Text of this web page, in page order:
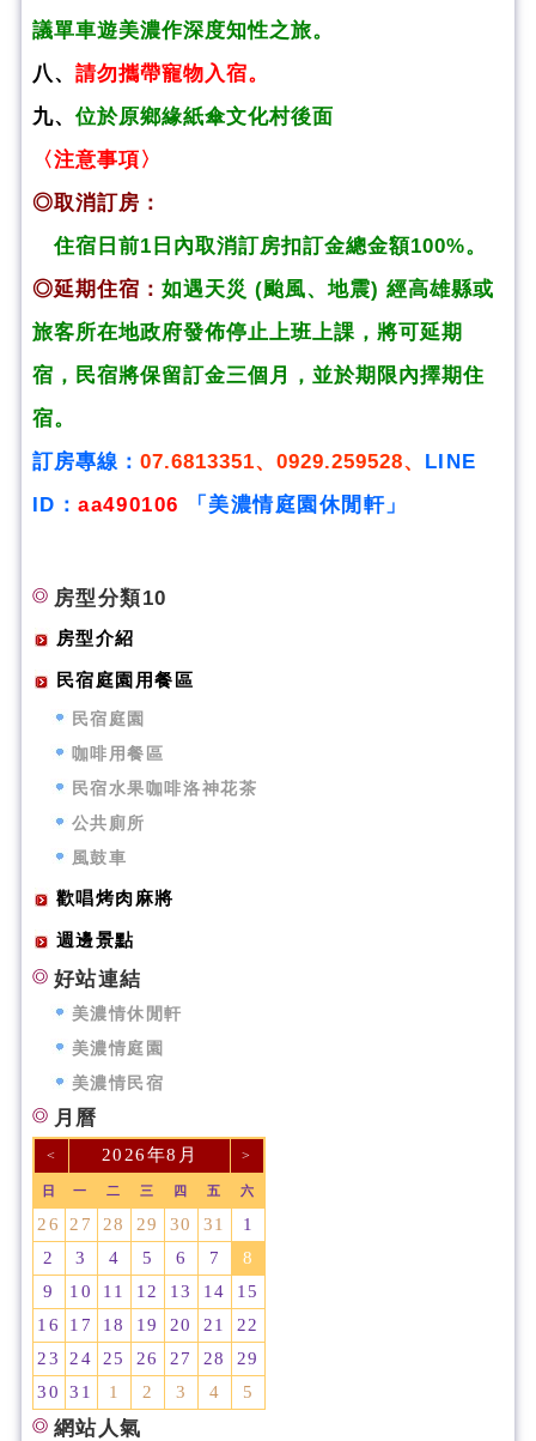
議單車遊美濃作深度知性之旅。
八、 請勿攜帶寵物入宿。
九、 位於原鄉緣紙傘文化村後面
〈注意事項〉
◎取消訂房：
住宿日前1日內取消訂房扣訂金總金額100%。
◎延期住宿： 如遇天災 (颱風、地震) 經高雄縣或
旅客所在地政府發佈停止上班上課，將可延期
宿，民宿將保留訂金三個月，並於期限內擇期住
宿。
訂房專線： 07.6813351、0929.259528、 LINE
ID：aa490106 「美濃情庭園休閒軒」
房型分類10
房型介紹
民宿庭園用餐區
民宿庭園
咖啡用餐區
民宿水果咖啡洛神花茶
公共廁所
風鼓車
歡唱烤肉麻將
週邊景點
好站連結
美濃情休閒軒
美濃情庭園
美濃情民宿
月曆
< 2026年8月 >
日 一 二 三 四 五 六
26 27 28 29 30 31
1
2
3 4 5 6 7
8
9
10 11 12 13 14
15
16
17 18 19 20 21
22
23
24 25 26 27 28
29
30
31 1 2 3 4 5
網站人氣